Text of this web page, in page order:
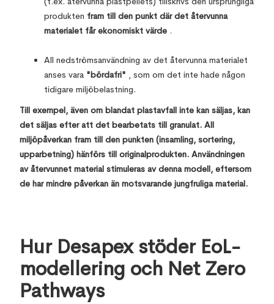
produkten fram till den punkt där det återvunna
materialet får ekonomiskt värde .
All nedströmsanvändning av det återvunna materialet
anses vara "bördafri" , som om det inte hade någon
tidigare miljöbelastning.
Till exempel, även om blandat plastavfall inte kan säljas, kan
det säljas efter att det bearbetats till granulat. All
miljöpåverkan fram till den punkten (insamling, sortering,
upparbetning) hänförs till originalprodukten. Användningen
av återvunnet material stimuleras av denna modell, eftersom
de har mindre påverkan än motsvarande jungfruliga material.
Hur Desapex stöder EoL-
modellering och Net Zero
Pathways